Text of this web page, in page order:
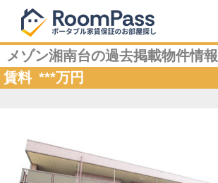
メゾン湘南台の過去掲載物件情報
賃料 ***万円